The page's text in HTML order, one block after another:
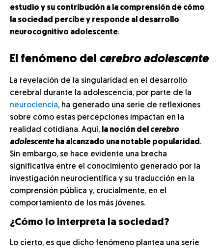
estudio y su contribución a la comprensión de cómo
la sociedad percibe y responde al desarrollo
neurocognitivo adolescente.
El fenómeno del cerebro adolescente
La revelación de la singularidad en el desarrollo
cerebral durante la adolescencia, por parte de la
neurociencia, ha generado una serie de reflexiones
sobre cómo estas percepciones impactan en la
realidad cotidiana. Aquí, la noción del cerebro
adolescenteha alcanzado una notable popularidad .
Sin embargo, se hace evidente una brecha
significativa entre el conocimiento generado por la
investigación neurocientífica y su traducción en la
comprensión pública y, crucialmente, en el
comportamiento de los más jóvenes.
¿Cómo lo interpreta la sociedad?
Lo cierto, es que dicho fenómeno plantea una serie